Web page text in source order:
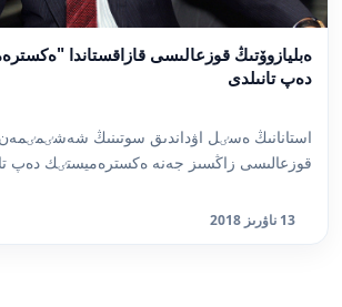
ەبليازوۆتىڭ قوزعالىسى قازاقستاندا
دەپ تانىلدى
استانانىڭ ەسٸل اۋداندىق سوتىنىڭ شەشٸمٸمەن
قوزعالىسى زاڭسىز جەنە ەكسترەميستٸك دەپ
13 ناۋرىز 2018